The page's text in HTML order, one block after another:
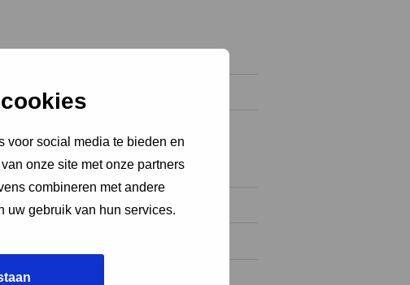
voor social media te bieden en
onze site met onze partners
combineren met andere
uw gebruik van hun services.
62